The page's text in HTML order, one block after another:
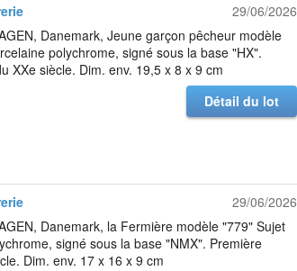
29/06/2026
Danemark, Jeune garçon pêcheur modèle
polychrome, signé sous la base "HX".
XXe siècle. Dim. env. 19,5 x 8 x 9 cm
Détail du lot
29/06/2026
Danemark, la Fermière modèle "779" Sujet
signé sous la base "NMX". Première
Dim. env. 17 x 16 x 9 cm